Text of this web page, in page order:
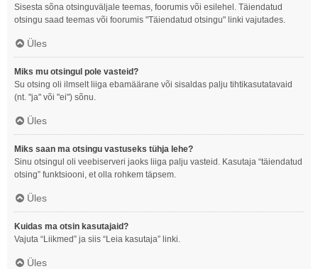
Sisesta sõna otsinguväljale teemas, foorumis või esilehel. Täiendatud
otsingu saad teemas või foorumis "Täiendatud otsingu" linki vajutades.
Üles
Miks mu otsingul pole vasteid?
Su otsing oli ilmselt liiga ebamäärane või sisaldas palju tihtikasutatavaid
(nt. "ja" või "ei") sõnu.
Üles
Miks saan ma otsingu vastuseks tühja lehe?
Sinu otsingul oli veebiserveri jaoks liiga palju vasteid. Kasutaja “täiendatud
otsing” funktsiooni, et olla rohkem täpsem.
Üles
Kuidas ma otsin kasutajaid?
Vajuta “Liikmed” ja siis “Leia kasutaja” linki.
Üles